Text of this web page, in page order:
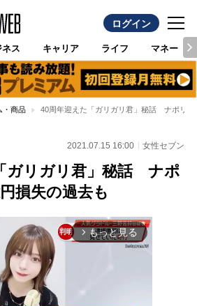
ログイン
ネス キャリア ライフ マネー
・商品 40周年迎えた「ガリガリ君」秘話 ナポリタ
2021.07.15 16:00 女性セブン
ガリガリ君」秘話 ナポ
損失の過去も
arrow_forward_ios もっと見る